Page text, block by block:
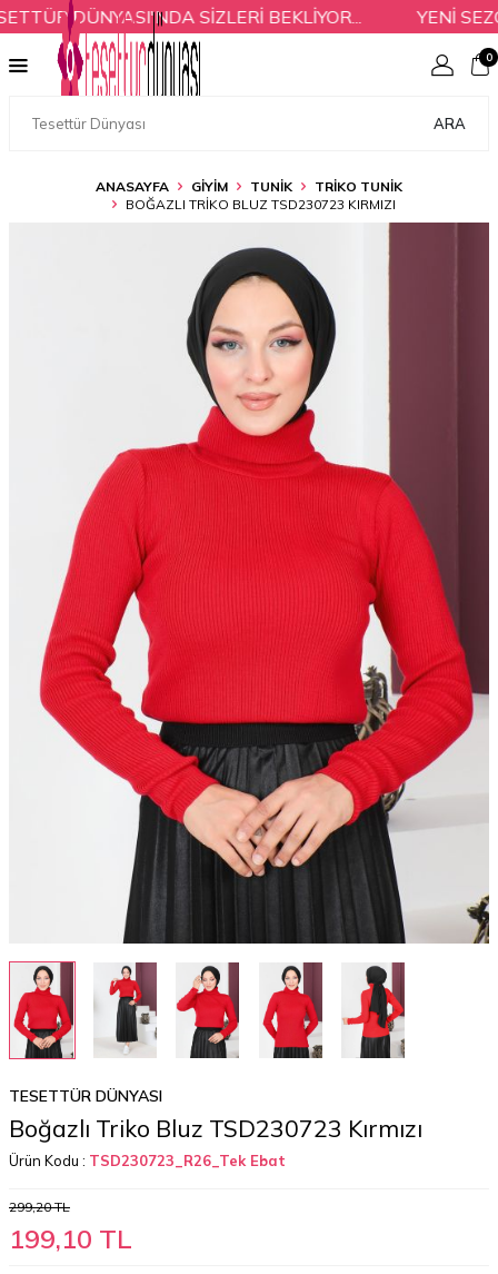
DÜNYASI'NDA SİZLERİ BEKLİYOR... YENİ
ARA
0
ANASAYFA GİYİM TUNİK
TRIKO TUNIK
BOĞAZLI TRIKO BLUZ TSD230723 KIRMIZI
TESETTÜR DÜNYASI
Boğazlı Triko Bluz TSD230723 Kırmızı
Ürün Kodu : TSD230723_R26_Tek Ebat
299,20TL
199,10 TL